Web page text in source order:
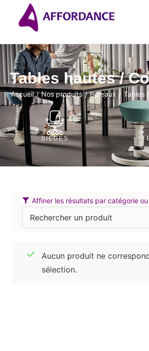
Tables hautes /
Accueil / Nos produits / Bureaux / Tables
SIÈGES
Affiner les résultats par catégorie
Aucun produit ne
sélection.